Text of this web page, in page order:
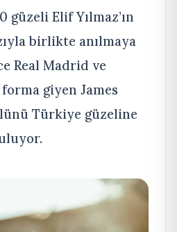
güzeli Elif Yılmaz’ın
birlikte anılmaya
Real Madrid ve
giyen James
Türkiye güzeline